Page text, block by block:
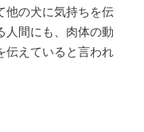
他の犬に気持ちを伝
人間にも、肉体の動
伝えていると言われ